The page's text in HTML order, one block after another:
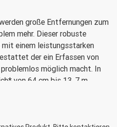
große Entfernungen zum
mehr. Dieser robuste
einem leistungsstarken
der ein Erfassen von
möglich macht. In
von 64 cm bis 13, 7 m
eine Vielzahl von 1D-
hohe Scangeschwindigkeit